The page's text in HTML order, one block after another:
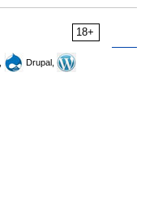
18+
Drupal,